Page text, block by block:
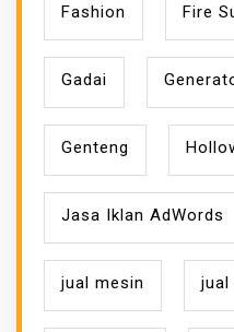
Fashion Fire
Gadai
Genteng
Jasa Iklan AdWords
jual mesin jual